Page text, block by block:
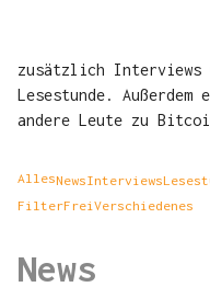
zusätzlich
Lesestunde.
andere Leute zu
AllesNewsInterviews
FilterFreiVerschiedenes
News